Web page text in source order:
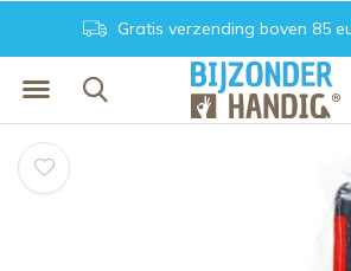
Gratis verzending boven 85